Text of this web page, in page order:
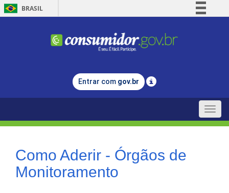
BRASIL
Comunica BR
Legislação
Entrar com gov.br
Toggle
Como Aderir - Órgãos de
Monitoramento